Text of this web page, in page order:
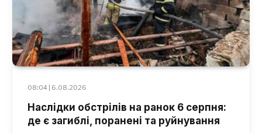
08:04 | 6.08.2026
Наслідки обстрілів на ранок 6 серпня:
де є загиблі, поранені та руйнування